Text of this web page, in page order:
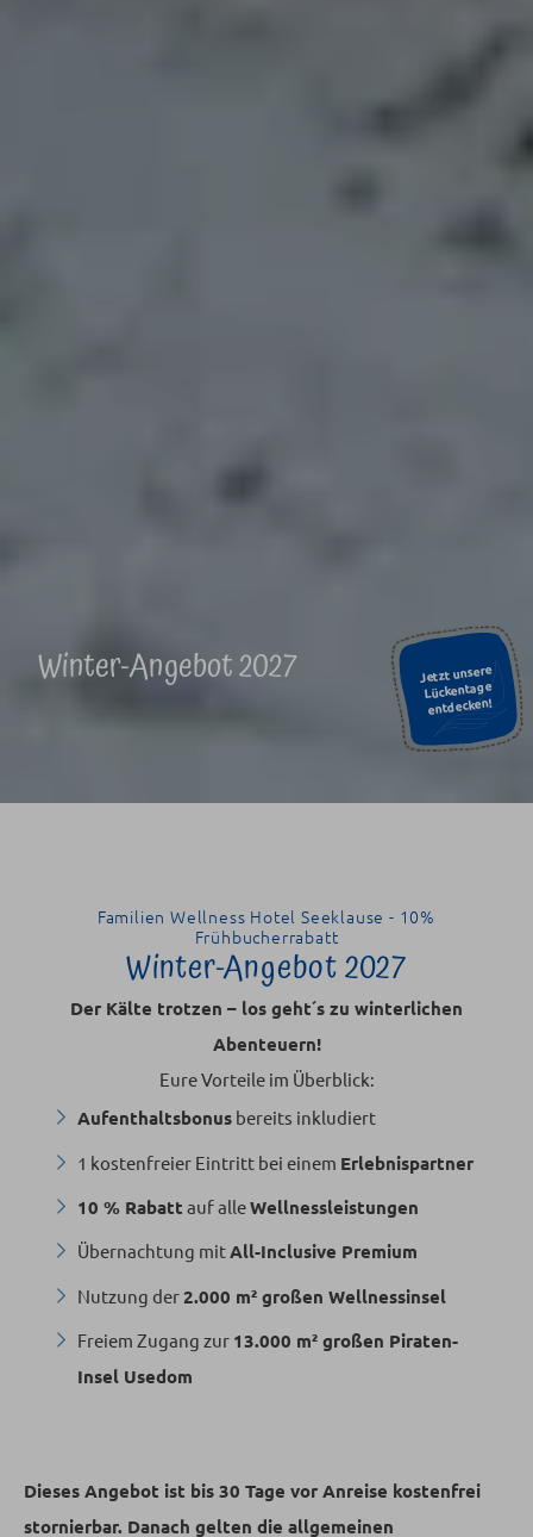
Jetzt unsere
Lückentage
entdecken!
Winter-Angebot 2027
Familien Wellness Hotel Seeklause - 10%
Frühbucherrabatt
Winter-Angebot 2027
Der Kälte trotzen – los geht´s zu winterlichen
Abenteuern!
Eure Vorteile im Überblick:
Aufenthaltsbonus bereits inkludiert
1 kostenfreier Eintritt bei einem Erlebnispartner
10 % Rabatt auf alleWellnessleistungen
Übernachtung mitAll-Inclusive Premium
Nutzung der2.000 m² großen Wellnessinsel
Freiem Zugang zur 13.000 m² großen Piraten-
Insel Usedom
Dieses Angebot ist bis 30 Tage vor Anreise kostenfrei
stornierbar. Danach gelten die allgemeinen